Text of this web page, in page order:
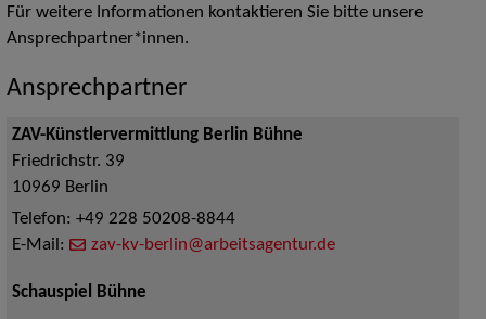
Für weitere Informationen kontaktieren Sie bitte unsere
Ansprechpartner*innen.
Ansprechpartner
ZAV-Künstlervermittlung Berlin Bühne
Friedrichstr. 39
10969 Berlin
Telefon: +49 228 50208-8844
E-Mail:
zav-kv-berlin@arbeitsagentur.de
Schauspiel Bühne